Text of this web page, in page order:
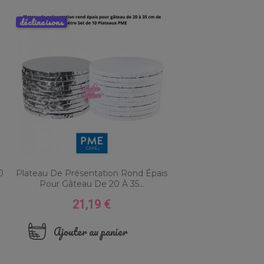
Plateau De Présentation Rond Épais
Pour Gâteau De 20 À 35...
Prix
21,19 €
Ajouter au panier
déclinaisons